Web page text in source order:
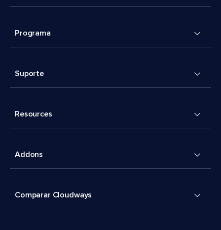
Programa
Suporte
Resources
Addons
Comparar Cloudways